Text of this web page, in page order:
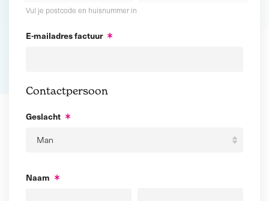
Vul je postcode en huisnummer in
E-mailadres factuur
Contactpersoon
Geslacht
Naam